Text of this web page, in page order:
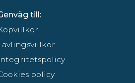
till:
policy